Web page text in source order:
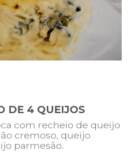
DE 4 QUEIJOS
com recheio de queijo
cremoso, queijo
parmesão.